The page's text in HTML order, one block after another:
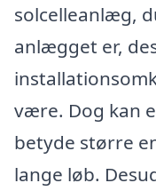
solcelleanlæg,
anlægget er,
være. Dog kan
betyde større
lange løb.